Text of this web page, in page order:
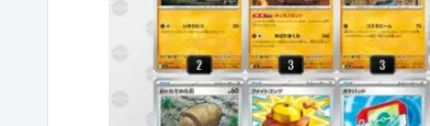
ドラパルトex＋バシャーモex
ドラパルトex＋バシャーモex